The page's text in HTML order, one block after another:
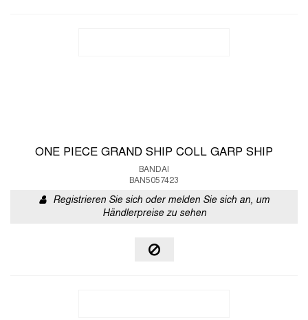
ONE PIECE GRAND SHIP COLL GARP SHIP
BANDAI
BAN5057423
Registrieren Sie sich oder melden Sie sich an, um
Händlerpreise zu sehen